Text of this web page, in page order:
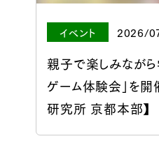
イベント 2026/
親子で楽しみなが
ゲーム体験会」を開
研究所 京都本部】